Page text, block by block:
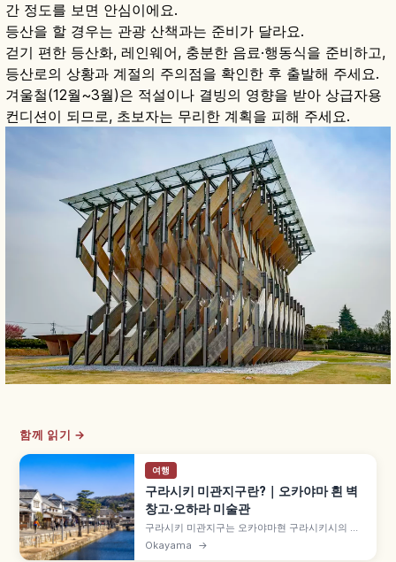
간 정도를 보면 안심이에요.
등산을 할 경우는 관광 산책과는 준비가 달라요.
걷기 편한 등산화, 레인웨어, 충분한 음료·행동식을 준비하고,
등산로의 상황과 계절의 주의점을 확인한 후 출발해 주세요.
겨울철(12월~3월)은 적설이나 결빙의 영향을 받아 상급자용
컨디션이 되므로, 초보자는 무리한 계획을 피해 주세요.
함께 읽기 →
여행
구라시키 미관지구란?｜오카야마 흰 벽
창고·오하라 미술관
구라시키 미관지구는 오카야마현 구라시키시의 에
도시대부터 이어진 흰 벽 창고와 마치야가 보존된
거리로, 중요전통적건조물군 보존지구입니다.
Okayama →